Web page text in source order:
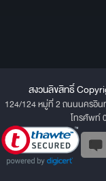
สงวนลิขสิทธิ์
124/124 หมู่ที่ 2 ถนนนครอิน
โทรศัพท์